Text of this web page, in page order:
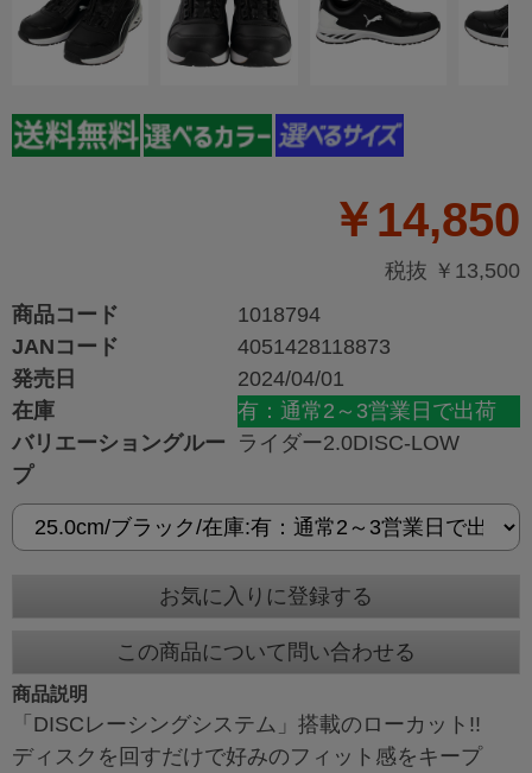
￥14,850
税抜 ￥13,500
商品コード
1018794
JANコード
4051428118873
発売日
2024/04/01
在庫
有：通常2～3営業日で出荷
バリエーショングルー
プ
ライダー2.0DISC-LOW
お気に入りに登録する
この商品について問い合わせる
商品説明
「DISCレーシングシステム」搭載のローカット!!
ディスクを回すだけで好みのフィット感をキープ